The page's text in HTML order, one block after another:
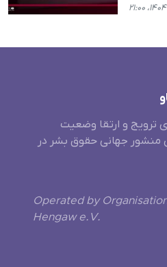
ترویج و ارتقا وضعیت
منشور جهانی حقوق بشر در
Operated by
Hengaw e.V.